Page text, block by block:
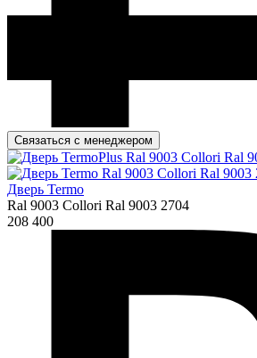
Связаться с менеджером
Дверь Termo
Ral 9003 Collori Ral 9003 2704
208 400